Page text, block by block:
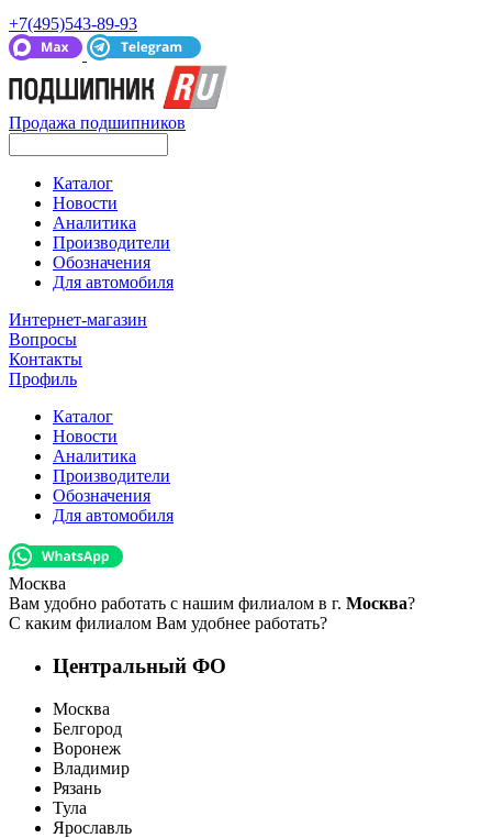
+7(495)543-89-93
Продажа подшипников
Каталог
Новости
Аналитика
Производители
Обозначения
Для автомобиля
Интернет-магазин
Вопросы
Контакты
Профиль
Каталог
Новости
Аналитика
Производители
Обозначения
Для автомобиля
Москва
Вам удобно работать с нашим филиалом в г. Москва?
С каким филиалом Вам удобнее работать?
Центральный ФО
Москва
Белгород
Воронеж
Владимир
Рязань
Тула
Ярославль